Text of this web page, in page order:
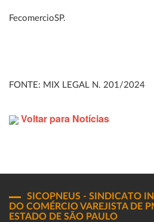
FecomercioSP.
FONTE: MIX LEGAL N. 201/2024
Voltar para Notícias
SICOPNEUS - SINDICATO
DO COMÉRCIO VAREJISTA DE
ESTADO DE SÃO PAULO